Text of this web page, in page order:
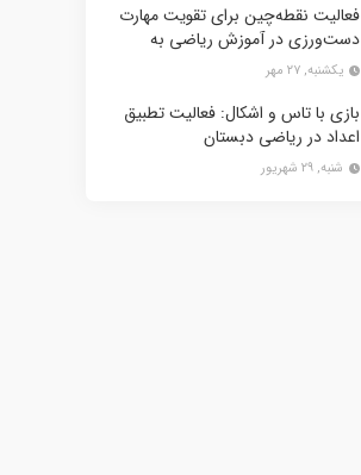
فعالیت نقطه‌چین برای تقویت مهارت
دست‌ورزی در آموزش ریاضی به
کودکان+ 10 کاربرگ فعالیت
یکشنبه, ۲۷ مهر
بازی با تاس و اشکال: فعالیت تطبیق
اعداد در ریاضی دبستان
شنبه, ۲۹ شهریور